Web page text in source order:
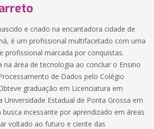
e criado na encantadora cidade de
é um profissional multifacetado com uma
profissional marcada por conquistas.
na área de tecnologia ao concluir o Ensino
de Dados pelo Colégio
graduação em Licenciatura em
Universidade Estadual de Ponta Grossa em
busca incessante por aprendizado em áreas
voltado ao futuro e ciente das